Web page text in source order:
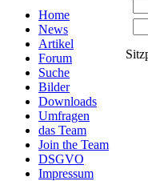
Home
News
Artikel
Forum
Suche
Bilder
Downloads
Umfragen
das Team
Join the Team
DSGVO
Impressum